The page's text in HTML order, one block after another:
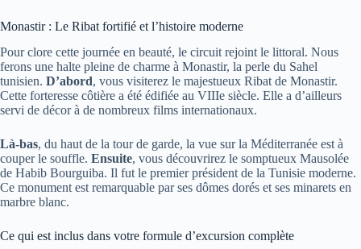
Monastir : Le Ribat fortifié et l’histoire moderne
Pour clore cette journée en beauté, le circuit rejoint le littoral. Nous
ferons une halte pleine de charme à Monastir, la perle du Sahel
tunisien. D’abord, vous visiterez le majestueux Ribat de Monastir.
Cette forteresse côtière a été édifiée au VIIIe siècle. Elle a d’ailleurs
servi de décor à de nombreux films internationaux.
Là-bas, du haut de la tour de garde, la vue sur la Méditerranée est à
couper le souffle. Ensuite, vous découvrirez le somptueux Mausolée
de Habib Bourguiba. Il fut le premier président de la Tunisie moderne.
Ce monument est remarquable par ses dômes dorés et ses minarets en
marbre blanc.
Ce qui est inclus dans votre formule d’excursion complète